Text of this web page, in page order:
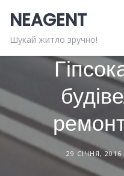
content
NEAGENT
Шукай житло зручно!
БУДІВЕЛЬНІ
29 СІЧНЯ, 2016